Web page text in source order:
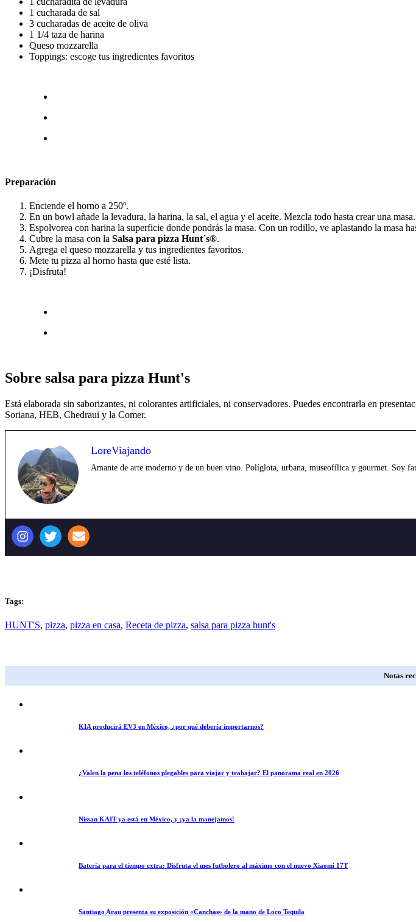
1 cucharada de sal
3 cucharadas de aceite de oliva
1 1/4 taza de harina
Queso mozzarella
Toppings: escoge tus ingredientes favoritos
Preparación
Enciende el horno a 250º.
En un bowl añade la levadura, la harina, la sal, el agua y el aceite. Mezcla todo hasta crear una masa.
Espolvorea con harina la superficie donde pondrás la masa. Con un rodillo, ve aplastando la masa
Cubre la masa con la Salsa para pizza Hunt´s®.
Agrega el queso mozzarella y tus ingredientes favoritos.
Mete tu pizza al horno hasta que esté lista.
¡Disfruta!
Sobre salsa para pizza Hunt's
Está elaborada sin saborizantes, ni colorantes artificiales, ni conservadores. Puedes encontrarla en
Soriana, HEB, Chedraui y la Comer.
LoreViajando
Amante de arte moderno y de un buen vino. Políglota, urbana, museofílica y gourmet. Soy
Tags:
HUNT'S, pizza, pizza en casa, Receta de pizza, salsa para pizza hunt's
Notas
KIA producirá EV3 en México, ¿por qué debería importarnos?
¿Valen la pena los teléfonos plegables para viajar y trabajar? El panorama real en 2026
Nissan KAIT ya está en México, y ¡ya la manejamos!
Batería para el tiempo extra: Disfruta el mes futbolero al máximo con el nuevo Xiaomi 17T
Santiago Arau presenta su exposición «Canchas» de la mano de Loco Tequila